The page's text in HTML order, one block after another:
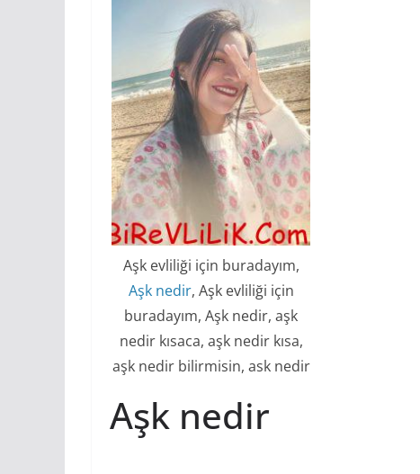
Aşk evliliği için buradayım,
Aşk nedir, Aşk evliliği için
buradayım, Aşk nedir, aşk
nedir kısaca, aşk nedir kısa,
aşk nedir bilirmisin, ask nedir
Aşk nedir